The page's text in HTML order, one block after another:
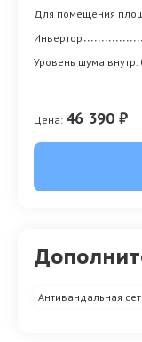
Для помещения
Инвертор
Уровень шума внутр.
Цена: 46 390 ₽
Антивандальная